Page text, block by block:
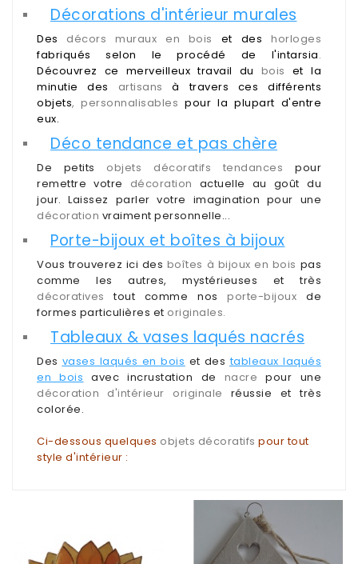
Décorations d'intérieur murales
Des décors muraux en bois et des horloges
fabriqués selon le procédé de l'intarsia.
Découvrez ce merveilleux travail du bois et la
minutie des artisans à travers ces différents
objets, personnalisablespour la plupart d'entre
eux.
Déco tendance et pas chère
De petits objets décoratifs tendances pour
remettre votre décoration actuelle au goût du
jour. Laissez parler votre imagination pour une
décoration vraiment personnelle...
Porte-bijoux et boîtes à bijoux
Vous trouverez ici des boîtes à bijoux en bois pas
comme les autres, mystérieuses et très
décoratives tout comme nosporte-bijoux de
formes particulières et originales.
Tableaux & vases laqués nacrés
Des vases laqués en bois et destableaux laqués
en bois avec incrustation de nacre pour une
décoration d'intérieur originale réussie et très
colorée.
Ci-dessous quelques objets décoratifs pour tout
style d'intérieur :